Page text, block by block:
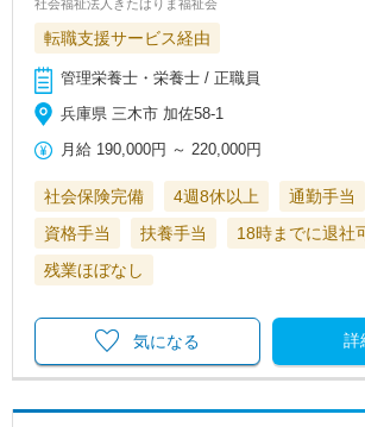
社会福祉法人きたはりま福祉会
転職支援サービス経由
管理栄養士・栄養士 / 正職員
兵庫県 三木市 加佐58-1
月給 190,000円 ～220,000円
社会保険完備 4週8休以上 通勤手当
資格手当
扶養手当
18時までに退社
残業ほぼなし
詳
気になる